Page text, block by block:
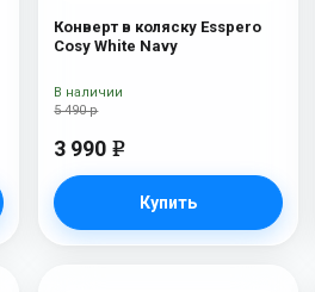
Конверт в коляску Esspero
Cosy White Navy
5 490 р
3 990 e
Купить
В наличии